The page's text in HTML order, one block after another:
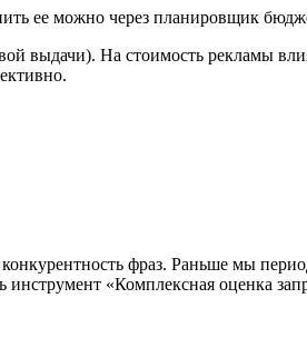
ее можно через планировщик
выдачи). На стоимость рекламы
фраз. Раньше мы
«Комплексная оценка